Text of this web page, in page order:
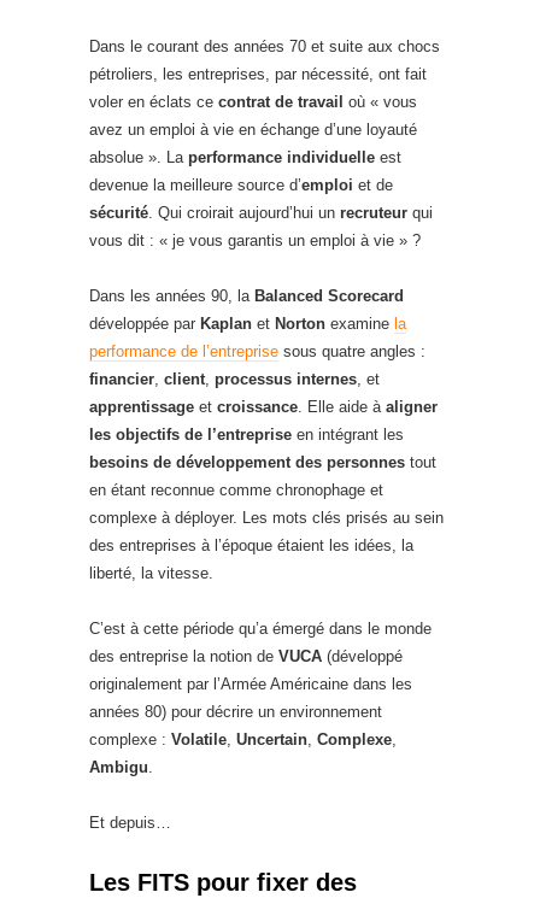
Dans le courant des années 70 et suite aux chocs
pétroliers, les entreprises, par nécessité, ont fait
voler en éclats ce contrat de travail où « vous
avez un emploi à vie en échange d’une loyauté
absolue ». La performance individuelle est
devenue la meilleure source d’emploi et de
sécurité. Qui croirait aujourd’hui un recruteur qui
vous dit : « je vous garantis un emploi à vie » ?
Dans les années 90, la Balanced Scorecard
développée par Kaplan et Norton examine la
performance de l’entreprise sous quatre angles :
financier, client, processus internes, et
apprentissage et croissance. Elle aide à aligner
les objectifs de l’entreprise en intégrant les
besoins de développement des personnes tout
en étant reconnue comme chronophage et
complexe à déployer. Les mots clés prisés au sein
des entreprises à l’époque étaient les idées, la
liberté, la vitesse.
C’est à cette période qu’a émergé dans le monde
des entreprise la notion de VUCA (développé
originalement par l’Armée Américaine dans les
années 80) pour décrire un environnement
complexe : Volatile, Uncertain, Complexe,
Ambigu.
Et depuis…
Les FITS pour fixer des